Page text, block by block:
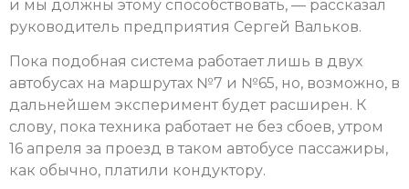
и мы должны этому способствовать, — рассказал
руководитель предприятия Сергей Вальков.
Пока подобная система работает лишь в двух
автобусах на маршрутах №7 и №65, но, возможно, в
дальнейшем эксперимент будет расширен. К
слову, пока техника работает не без сбоев, утром
16 апреля за проезд в таком автобусе пассажиры,
как обычно, платили кондуктору.